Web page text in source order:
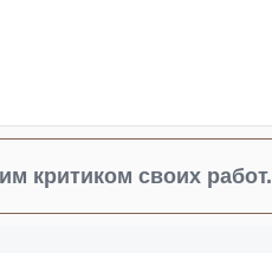
критиком своих работ.